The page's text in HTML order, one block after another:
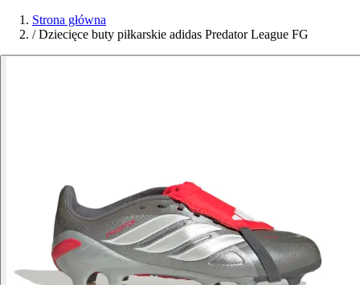
Strona główna
/ Dziecięce buty piłkarskie adidas Predator League FG